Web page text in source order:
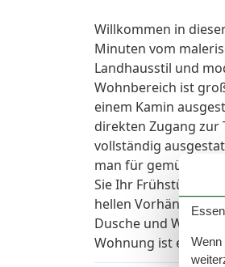
Willkommen in
Minuten vom
Landhausstil und
Wohnbereich ist
einem Kamin
direkten Zugang zur
vollständig
man für gemütliche
Sie Ihr Frühstück bei
hellen Vorhängen
Dusche und
Wohnung ist eineWenn